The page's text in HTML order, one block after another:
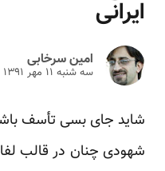
ایرانی
امین سرخابی
سه شنبه ۱۱ مهر ۱۳۹۱
شاید جای بسی تأسف
شهودی چنان در قالب